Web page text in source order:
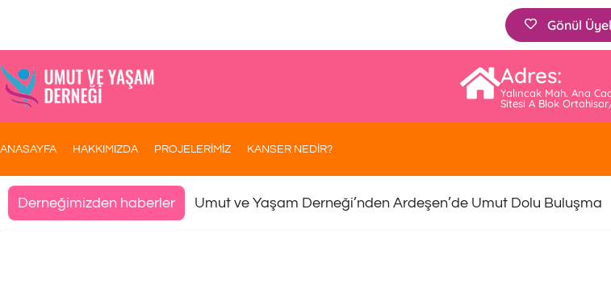
Gönül
Adres:
Yalıncak Mah. Ana
Sitesi A Blok
ANASAYFA HAKKIMIZDA PROJELERİMİZ KANSER NEDİR?
Derneğimizden haberler Umut ve Yaşam Derneği’nden Ardeşen’de Umut Dolu Buluşma